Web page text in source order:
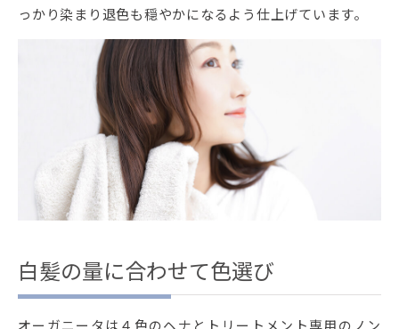
っかり染まり退色も穏やかになるよう仕上げています。
白髪の量に合わせて色選び
オーガニータは４色のヘナとトリートメント専用のノン